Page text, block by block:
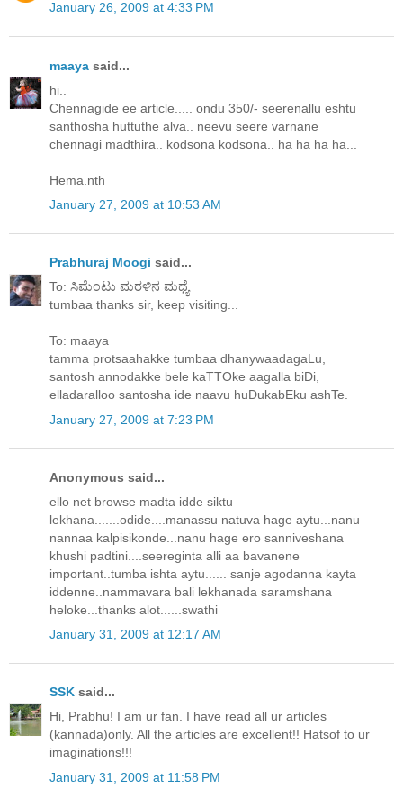
January 26, 2009 at 4:33 PM
maaya said...
hi..
Chennagide ee article..... ondu 350/- seerenallu eshtu
santhosha huttuthe alva.. neevu seere varnane
chennagi madthira.. kodsona kodsona.. ha ha ha ha...
Hema.nth
January 27, 2009 at 10:53 AM
Prabhuraj Moogi said...
To: ಸಿಮೆಂಟು ಮರಳಿನ ಮಧ್ಯೆ
tumbaa thanks sir, keep visiting...
To: maaya
tamma protsaahakke tumbaa dhanywaadagaLu,
santosh annodakke bele kaTTOke aagalla biDi,
elladaralloo santosha ide naavu huDukabEku ashTe.
January 27, 2009 at 7:23 PM
Anonymous said...
ello net browse madta idde siktu
lekhana.......odide....manassu natuva hage aytu...nanu
nannaa kalpisikonde...nanu hage ero sanniveshana
khushi padtini....seereginta alli aa bavanene
important..tumba ishta aytu...... sanje agodanna kayta
iddenne..nammavara bali lekhanada saramshana
heloke...thanks alot......swathi
January 31, 2009 at 12:17 AM
SSK said...
Hi, Prabhu! I am ur fan. I have read all ur articles
(kannada)only. All the articles are excellent!! Hatsof to ur
imaginations!!!
January 31, 2009 at 11:58 PM